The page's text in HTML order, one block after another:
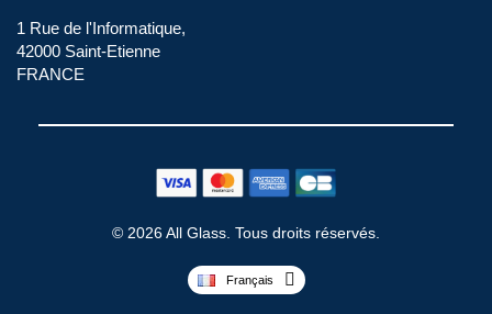
1 Rue de l'Informatique,
42000 Saint-Etienne
FRANCE
© 2026 All Glass. Tous droits réservés.
Français